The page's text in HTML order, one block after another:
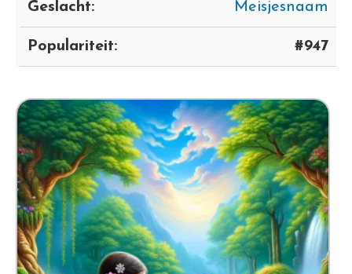
Geslacht: Meisjesnaam
Populariteit: #947